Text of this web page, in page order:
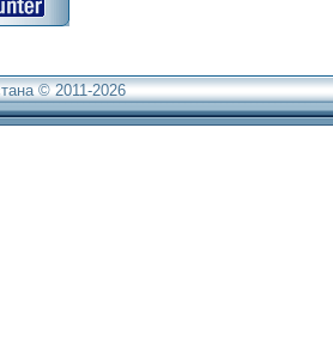
© 2011-2026